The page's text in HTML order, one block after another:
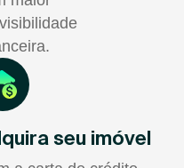
seu imóvel